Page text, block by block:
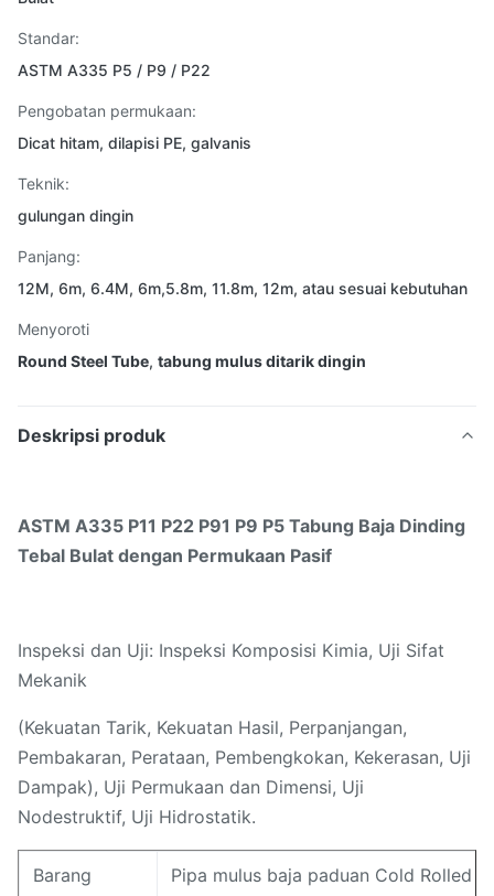
Standar:
ASTM A335 P5 / P9 / P22
Pengobatan permukaan:
Dicat hitam, dilapisi PE, galvanis
Teknik:
gulungan dingin
Panjang:
12M, 6m, 6.4M, 6m,5.8m, 11.8m, 12m, atau sesuai kebutuhan
Menyoroti
Round Steel Tube, tabung mulus ditarik dingin
Deskripsi produk
ASTM A335 P11 P22 P91 P9 P5 Tabung Baja Dinding
Tebal Bulat dengan Permukaan Pasif
Inspeksi dan Uji: Inspeksi Komposisi Kimia, Uji Sifat
Mekanik
(Kekuatan Tarik, Kekuatan Hasil, Perpanjangan,
Pembakaran, Perataan, Pembengkokan, Kekerasan, Uji
Dampak), Uji Permukaan dan Dimensi, Uji
Nodestruktif, Uji Hidrostatik.
Barang Pipa mulus baja paduan Cold Rolled /